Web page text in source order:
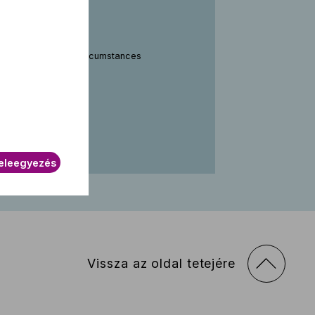
sees fit. Due to circumstances
Vissza az oldal tetejére